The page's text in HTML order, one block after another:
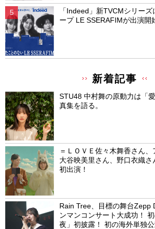
「Indeed」新TVCMシリー
ープ LE SSERAFIMが出演開
新着記事
STU48 中村舞の原動力は「
真集を語る。
＝ＬＯＶＥ佐々木舞香さん、
大谷映美里さん、野口衣織
初出演！
Rain Tree、目標の舞台Zepp
ンマンコンサート大成功！
夜」初披露！ 初の海外単独